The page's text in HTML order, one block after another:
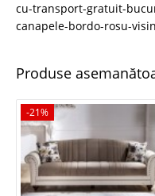
cu-transport-gratuit-
canapele-bordo-rosu-
Produse
-21%